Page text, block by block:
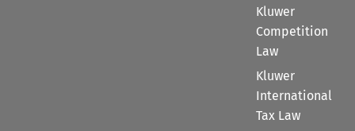
Kluwer
Competition
Law
Kluwer
International
Tax Law